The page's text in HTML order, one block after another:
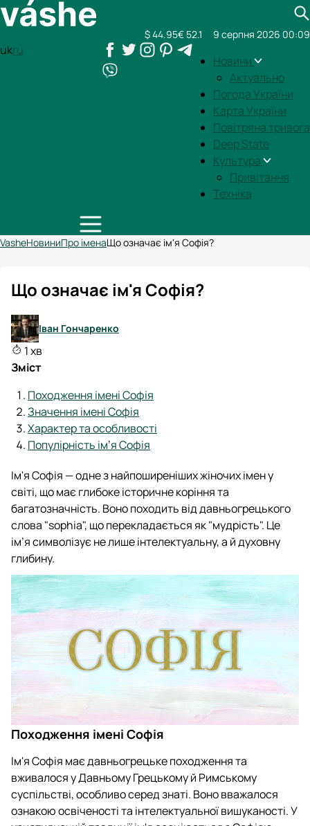
ukru
Новини
Актуально
Погода України
Карта України
Повітряна тривога
Deep State
Культура
Привітання
Техніка
$ 44.95€ 52.1 9 серпня 2026 00:09
VasheНовиниПро іменаЩо означає ім'я Софія?
Що означає ім'я Софія?
Іван Гончаренко
1 хв
Зміст
Походження імені Софія
Значення імені Софія
Характер та особливості
Популірність імʼя Софія
Ім'я Софія — одне з найпоширеніших жіночих імен у
світі, що має глибоке історичне коріння та
багатозначність. Воно походить від давньогрецького
слова "sophia", що перекладається як "мудрість". Це
ім’я символізує не лише інтелектуальну, а й духовну
глибину.
Походження імені Софія
Ім'я Софія має давньогрецьке походження та
вживалося у Давньому Грецькому й Римському
суспільстві, особливо серед знаті. Воно вважалося
ознакою освіченості та інтелектуальної вишуканості. У